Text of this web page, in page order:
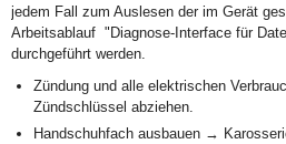
jedem Fall zum Auslesen der im Gerät
Arbeitsablauf "Diagnose-Interface für
durchgeführt werden.
Zündung und alle elektrischen
Zündschlüssel abziehen.
Handschuhfach ausbauen →